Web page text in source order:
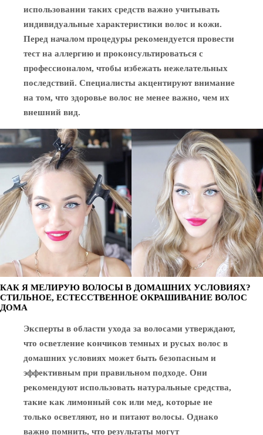
использовании таких средств важно учитывать
индивидуальные характеристики волос и кожи.
Перед началом процедуры рекомендуется провести
тест на аллергию и проконсультироваться с
профессионалом, чтобы избежать нежелательных
последствий. Специалисты акцентируют внимание
на том, что здоровье волос не менее важно, чем их
внешний вид.
КАК Я МЕЛИРУЮ ВОЛОСЫ В ДОМАШНИХ УСЛОВИЯХ?
СТИЛЬНОЕ, ЕСТЕССТВЕННОЕ ОКРАШИВАНИЕ ВОЛОС
ДОМА
Эксперты в области ухода за волосами утверждают,
что осветление кончиков темных и русых волос в
домашних условиях может быть безопасным и
эффективным при правильном подходе. Они
рекомендуют использовать натуральные средства,
такие как лимонный сок или мед, которые не
только осветляют, но и питают волосы. Однако
важно помнить, что результаты могут